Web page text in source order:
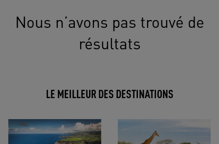
Nous n’avons pas trouvé de
résultats
LE MEILLEUR DES DESTINATIONS